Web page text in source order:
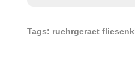
Tags: ruehrgeraet